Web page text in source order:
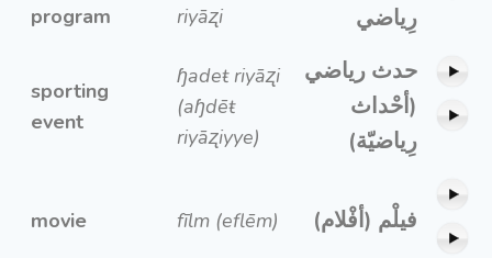
program
riyāʐi
رِياضي
sporting
event
ɧadeŧ riyāʐi
(aɧdēŧ
riyāʐiyye)
حدث رياضي
(أحْداث
رِياضيّة)
movie fīlm (eflēm) فيلْم (أفْلام)